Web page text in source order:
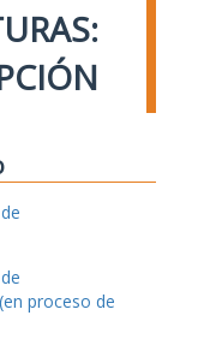
proceso de